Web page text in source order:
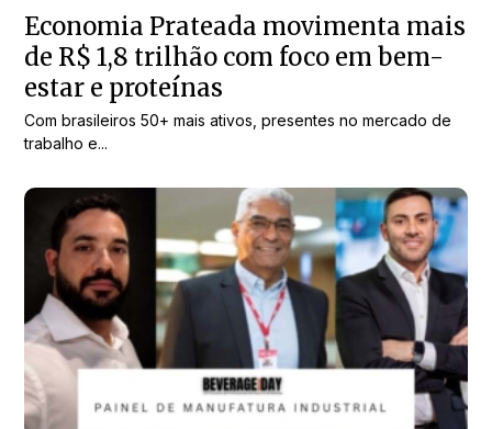
Economia Prateada movimenta mais
de R$ 1,8 trilhão com foco em bem-
estar e proteínas
Com brasileiros 50+ mais ativos, presentes no mercado de
trabalho e...